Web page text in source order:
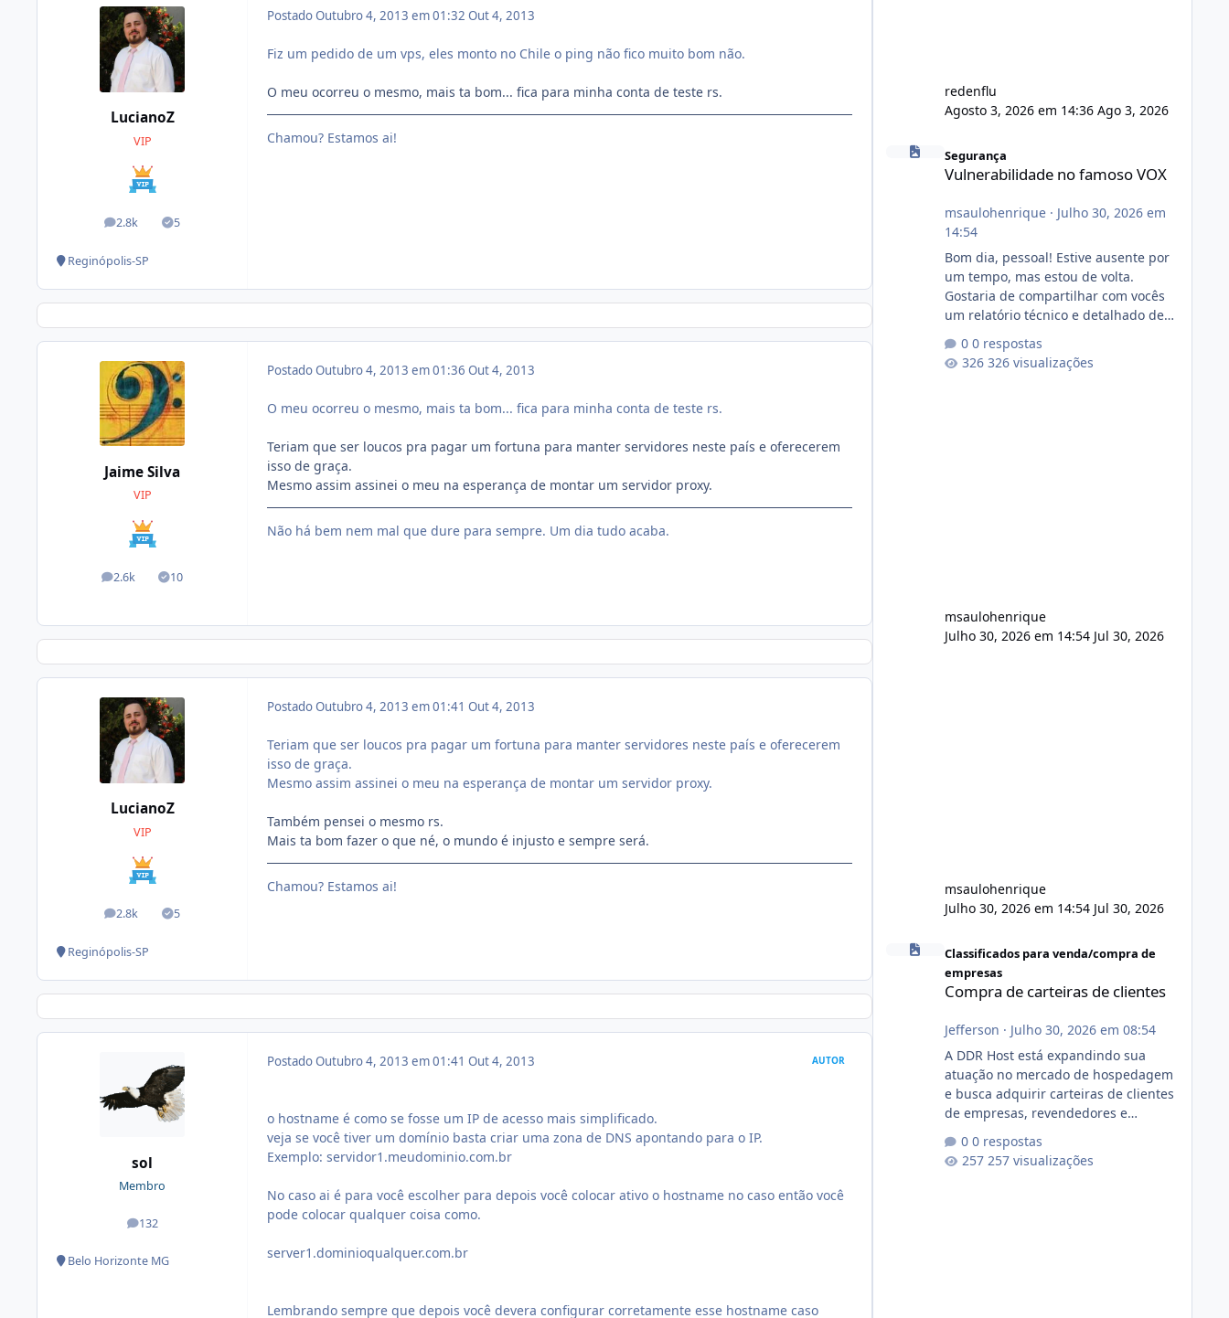
LucianoZ
VIP
2.8k
posts 5
Soluções
Reginópolis-SP
PostadoOutubro 4, 2013 em 01:32 Out 4, 2013
Fiz um pedido de um vps, eles monto no Chile o ping não fico muito bom não.
O meu ocorreu o mesmo, mais ta bom... fica para minha conta de teste rs.
Chamou? Estamos ai!
Jaime Silva
VIP
2.6k
posts 10
Soluções
PostadoOutubro 4, 2013 em 01:36 Out 4, 2013
O meu ocorreu o mesmo, mais ta bom... fica para minha conta de teste rs.
Teriam que ser loucos pra pagar um fortuna para manter servidores neste país e oferecerem
isso de graça.
Mesmo assim assinei o meu na esperança de montar um servidor proxy.
Não há bem nem mal que dure para sempre. Um dia tudo acaba.
LucianoZ
VIP
2.8k
posts 5
Soluções
Reginópolis-SP
PostadoOutubro 4, 2013 em 01:41 Out 4, 2013
Teriam que ser loucos pra pagar um fortuna para manter servidores neste país e oferecerem
isso de graça.
Mesmo assim assinei o meu na esperança de montar um servidor proxy.
Também pensei o mesmo rs.
Mais ta bom fazer o que né, o mundo é injusto e sempre será.
Chamou? Estamos ai!
sol
Membro
132
posts
Belo Horizonte MG
PostadoOutubro 4, 2013 em 01:41 Out 4, 2013 AUTOR
o hostname é como se fosse um IP de acesso mais simplificado.
veja se você tiver um domínio basta criar uma zona de DNS apontando para o IP.
Exemplo: servidor1.meudominio.com.br
No caso ai é para você escolher para depois você colocar ativo o hostname no caso então você
pode colocar qualquer coisa como.
server1.dominioqualquer.com.br
Lembrando sempre que depois você devera configurar corretamente esse hostname caso
redenflu
Agosto 3, 2026 em 14:36 Ago 3, 2026
Vulnerabilidade no famoso VOX
Segurança
Vulnerabilidade no famoso VOX
msaulohenrique· Julho 30, 2026 em
14:54
Bom dia, pessoal! Estive ausente por
um tempo, mas estou de volta.
Gostaria de compartilhar com vocês
um relatório técnico e detalhado de
conformidade referente
ao VOXPANEL (versão atualmente em
0 respostas
326 visualizações
msaulohenrique
Julho 30, 2026 em 14:54 Jul 30, 2026
msaulohenrique
Julho 30, 2026 em 14:54 Jul 30, 2026
Compra de carteiras de clientes
Classificados para venda/compra de
empresas
Compra de carteiras de clientes
Jefferson · Julho 30, 2026 em 08:54
A DDR Host está expandindo sua
atuação no mercado de hospedagem
e busca adquirir carteiras de clientes
de empresas, revendedores e
suas atividades ou reduzir sua
operação. Se você possui clientes
0 respostas
257 visualizações